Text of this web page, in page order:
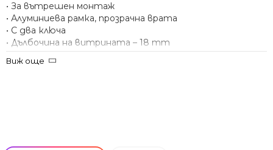
• За вътрешен монтаж
• Алуминиева рамка, прозрачна врата
• С два ключа
• Дълбочина на витрината – 18 mm
• Външни размери – 94x98.1 cm
• Вътрешни размери – 89x93.1 cm
Виж още